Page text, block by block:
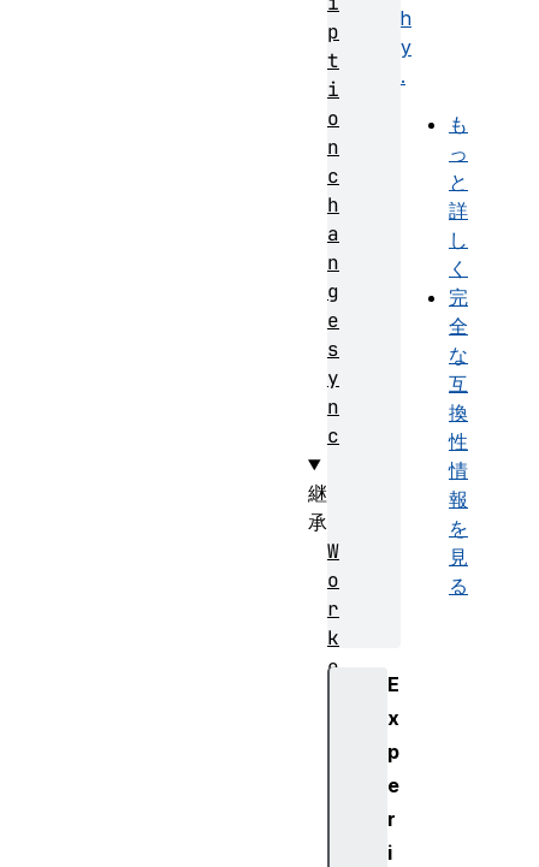
h
y
.
も
っ
と
詳
し
く
完
全
な
互
換
性
情
報
を
見
る
E
x
p
e
r
i
p
t
i
o
n
c
h
a
n
g
e
s
y
n
c
継
承
W
o
r
k
e